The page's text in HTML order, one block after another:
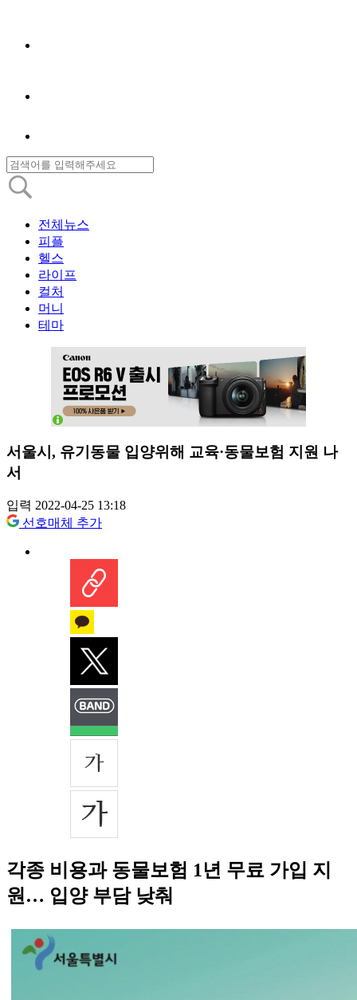
전체뉴스
피플
헬스
라이프
컬처
머니
테마
서울시, 유기동물 입양위해 교육·동물보험 지원 나
서
입력 2022-04-25 13:18
선호매체 추가
각종 비용과 동물보험 1년 무료 가입 지
원… 입양 부담 낮춰